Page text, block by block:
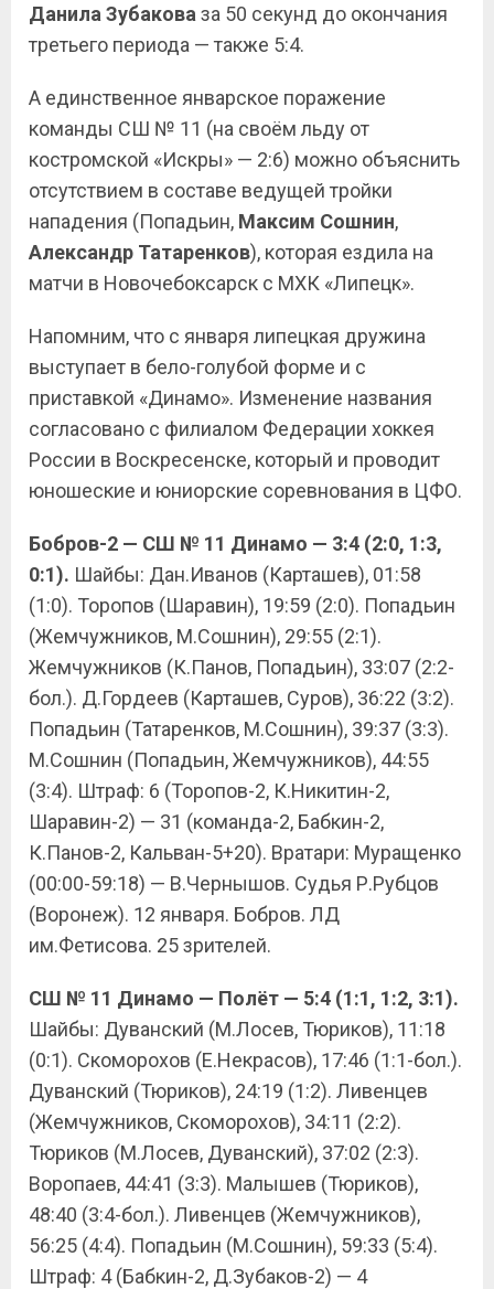
Данила Зубакова за 50 секунд до окончания
третьего периода — также 5:4.
А единственное январское поражение
команды СШ № 11 (на своём льду от
костромской «Искры» — 2:6) можно объяснить
отсутствием в составе ведущей тройки
нападения (Попадьин, Максим Сошнин,
Александр Татаренков), которая ездила на
матчи в Новочебоксарск с МХК «Липецк».
Напомним, что с января липецкая дружина
выступает в бело-голубой форме и с
приставкой «Динамо». Изменение названия
согласовано с филиалом Федерации хоккея
России в Воскресенске, который и проводит
юношеские и юниорские соревнования в ЦФО.
Бобров-2 — СШ № 11 Динамо — 3:4 (2:0, 1:3,
0:1). Шайбы: Дан.Иванов (Карташев), 01:58
(1:0). Торопов (Шаравин), 19:59 (2:0). Попадьин
(Жемчужников, М.Сошнин), 29:55 (2:1).
Жемчужников (К.Панов, Попадьин), 33:07 (2:2-
бол.). Д.Гордеев (Карташев, Суров), 36:22 (3:2).
Попадьин (Татаренков, М.Сошнин), 39:37 (3:3).
М.Сошнин (Попадьин, Жемчужников), 44:55
(3:4). Штраф: 6 (Торопов-2, К.Никитин-2,
Шаравин-2) — 31 (команда-2, Бабкин-2,
К.Панов-2, Кальван-5+20). Вратари: Муращенко
(00:00-59:18) — В.Чернышов. Судья Р.Рубцов
(Воронеж). 12 января. Бобров. ЛД
им.Фетисова. 25 зрителей.
СШ № 11 Динамо — Полёт — 5:4 (1:1, 1:2, 3:1).
Шайбы: Дуванский (М.Лосев, Тюриков), 11:18
(0:1). Скоморохов (Е.Некрасов), 17:46 (1:1-бол.).
Дуванский (Тюриков), 24:19 (1:2). Ливенцев
(Жемчужников, Скоморохов), 34:11 (2:2).
Тюриков (М.Лосев, Дуванский), 37:02 (2:3).
Воропаев, 44:41 (3:3). Малышев (Тюриков),
48:40 (3:4-бол.). Ливенцев (Жемчужников),
56:25 (4:4). Попадьин (М.Сошнин), 59:33 (5:4).
Штраф: 4 (Бабкин-2, Д.Зубаков-2) — 4